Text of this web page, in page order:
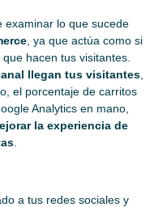
examinar lo que sucede
, ya que actúa como si
hacen tus visitantes.
llegan tus visitantes
el porcentaje de carritos
Analytics en mano,
la experiencia de
a tus redes sociales y